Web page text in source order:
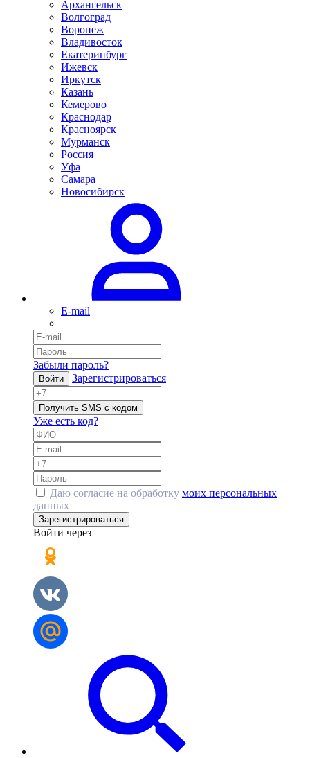
Архангельск
Волгоград
Воронеж
Владивосток
Екатеринбург
Ижевск
Иркутск
Казань
Кемерово
Краснодар
Красноярск
Мурманск
Россия
Уфа
Самара
Новосибирск
E-mail
Забыли пароль?
Войти Зарегистрироваться
Получить SMS с кодом
Уже есть код?
Даю согласие на обработку моих персональных
данных
Зарегистрироваться
Войти через